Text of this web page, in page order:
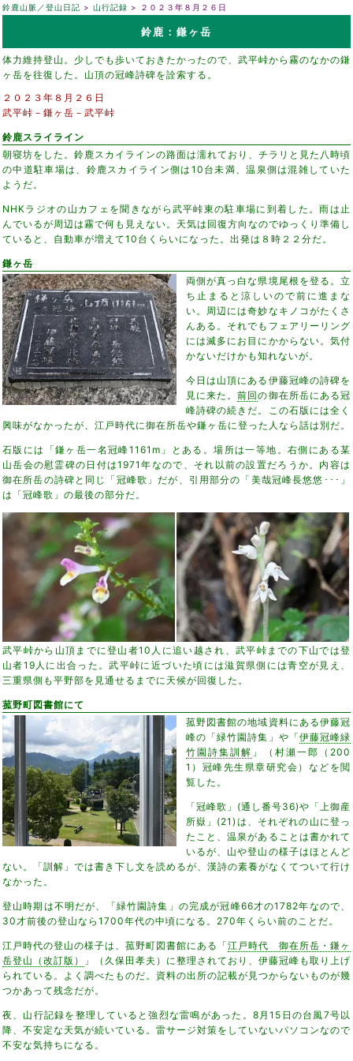
鈴鹿山脈／登山日記 山行記録 ２０２３年８月２６日
鈴鹿：鎌ヶ岳
体力維持登山。少しでも歩いておきたかったので、武平峠から霧のなかの鎌
ヶ岳を往復した。山頂の冠峰詩碑を詮索する。
２０２３年８月２６日
武平峠－鎌ヶ岳－武平峠
鈴鹿スライライン
朝寝坊をした。鈴鹿スカイラインの路面は濡れており、チラリと見た八時頃
の中道駐車場は、鈴鹿スカイライン側は10台未満、温泉側は混雑していた
ようだ。
NHKラジオの山カフェを聞きながら武平峠東の駐車場に到着した。雨は止
んでいるが周辺は霧で何も見えない。天気は回復方向なのでゆっくり準備し
ていると、自動車が増えて10台くらいになった。出発は８時２２分だ。
鎌ヶ岳
両側が真っ白な県境尾根を登る。立
ち止まると涼しいので前に進まな
い。周辺には奇妙なキノコがたくさ
んある。それでもフェアリーリング
には滅多にお目にかからない。気付
かないだけかも知れないが。
今日は山頂にある伊藤冠峰の詩碑を
見に来た。前回の御在所岳にある冠
峰詩碑の続きだ。この石版には全く
興味がなかったが、江戸時代に御在所岳や鎌ヶ岳に登った人なら話は別だ。
石版には「鎌ヶ岳一名冠峰1161m」とある。場所は一等地。右側にある某
山岳会の慰霊碑の日付は1971年なので、それ以前の設置だろうか。内容は
御在所岳の詩碑と同じ「冠峰歌」だが、引用部分の「美哉冠峰長悠悠･･･」
は「冠峰歌」の最後の部分だ。
武平峠から山頂までに登山者10人に追い越され、武平峠までの下山では登
山者19人に出合った。武平峠に近づいた頃には滋賀県側には青空が見え、
三重県側も平野部を見通せるまでに天候が回復した。
菰野町図書館にて
菰野図書館の地域資料にある伊藤冠
峰の「緑竹園詩集」や「伊藤冠峰緑
竹園詩集訓解 」（村瀬一郎（200
1）冠峰先生県章研究会）などを閲
覧した。
「冠峰歌」(通し番号36)や「上御産
所嶽」(21)は、それぞれの山に登っ
たこと、温泉があることは書かれて
いるが、山や登山の様子はほとんど
ない。「訓解」では書き下し文を読めるが、漢詩の素養がなくてついて行け
なかった。
登山時期は不明だが、「緑竹園詩集」の完成が冠峰66才の1782年なので、
30才前後の登山なら1700年代の中頃になる。270年くらい前のことだ。
江戸時代の登山の様子は、菰野町図書館にある「江戸時代 御在所岳・鎌ヶ
岳登山（改訂版）
」（久保田孝夫）に整理されており、伊藤冠峰も取り上げ
られている。よく調べたものだ。資料の出所の記載が見つからないものが幾
つかあって残念だが。
夜、山行記録を整理していると強烈な雷鳴があった。8月15日の台風7号以
降、不安定な天気が続いている。雷サージ対策をしていないパソコンなので
不安な気持ちになる。